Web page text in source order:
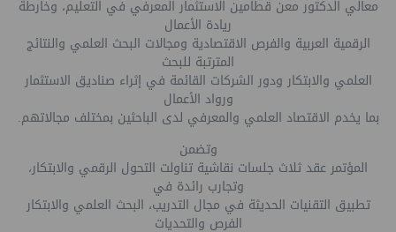
معالي الدكتور معن قطامين الاستثمار المعرفي في التعليم، وخارطة
ريادة الأعمال
الرقمية العربية والفرص الاقتصادية ومجالات البحث العلمي والنتائج
المترتبة للبحث
العلمي والابتكار ودور الشركات القائمة في إثراء صناديق الاستثمار
ورواد الأعمال
بما يخدم الاقتصاد العلمي والمعرفي لدى الباحثين بمختلف مجالاتهم.
وتضمن
المؤتمر عقد ثلاث جلسات نقاشية تناولت التحول الرقمي والابتكار،
وتجارب رائدة في
تطبيق التقنيات الحديثة في مجال التدريب، البحث العلمي والابتكار
الفرص والتحديات